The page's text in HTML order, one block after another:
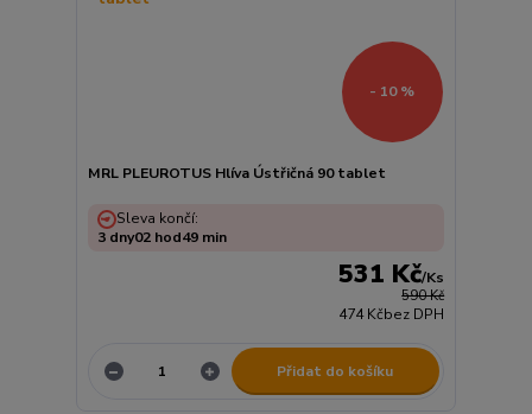
- 10 %
MRL PLEUROTUS Hlíva Ústřičná 90 tablet
590 Kč
531 Kč/Ks
474 Kčbez DPH
Sleva končí:
3 dny02 hod49 min
Přidat do košíku